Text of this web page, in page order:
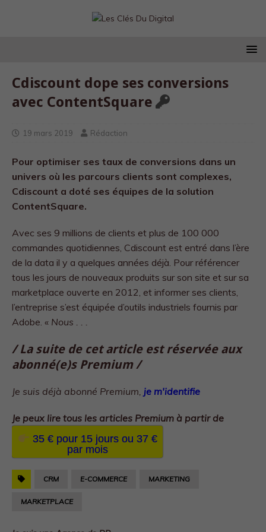
Cdiscount dope ses conversions
avec ContentSquare
19 mars 2019 Rédaction
Pour optimiser ses taux de conversions dans un
univers où les parcours clients sont complexes,
Cdiscount a doté ses équipes de la solution
ContentSquare.
Avec ses 9 millions de clients et plus de 100 000
commandes quotidiennes, Cdiscount est entré dans l’ère
de la data il y a quelques années déjà. Pour référencer
tous les jours de nouveaux produits sur son site et sur sa
marketplace ouverte en 2012, et informer ses clients,
l’entreprise s’est équipée d’outils industriels fournis par
Adobe. « Nous . . .
/ La suite de cet article est réservée aux
abonné(e)s Premium /
Je suis déjà abonné Premium, je m'identifie
Je peux lire tous les articles Premium à partir de
35 € pour 15 jours ou 37 €
par mois
CRM E-COMMERCE MARKETING
MARKETPLACE